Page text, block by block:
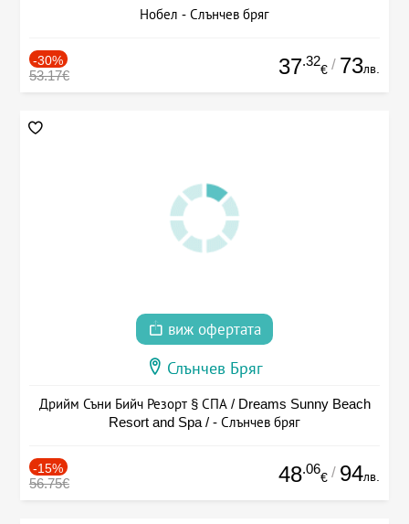
Нобел - Слънчев бряг
-30%
53.17€ 37.32
€ / 73лв.
виж офертата
Слънчев Бряг
Дрийм Съни Бийч Резорт § СПА / Dreams Sunny Beach
Resort and Spa / - Слънчев бряг
-15%
56.75€ 48.06
€ / 94лв.